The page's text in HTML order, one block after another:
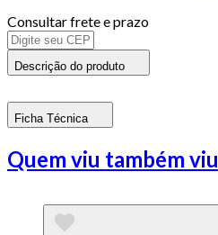
Consultar frete e prazo
Descrição do produto
Ficha Técnica
Quem viu também viu